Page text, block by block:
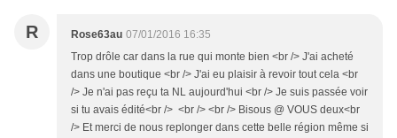
R Rose63au 07/01/2016 16:35
Trop drôle car dans la rue qui monte bien <br /> J'ai acheté
dans une boutique <br /> J'ai eu plaisir à revoir tout cela <br
/> Je n'ai pas reçu ta NL aujourd'hui <br /> Je suis passée voir
si tu avais édité<br /> <br /> <br /> Bisous @ VOUS deux<br
/> Et merci de nous replonger dans cette belle région même si